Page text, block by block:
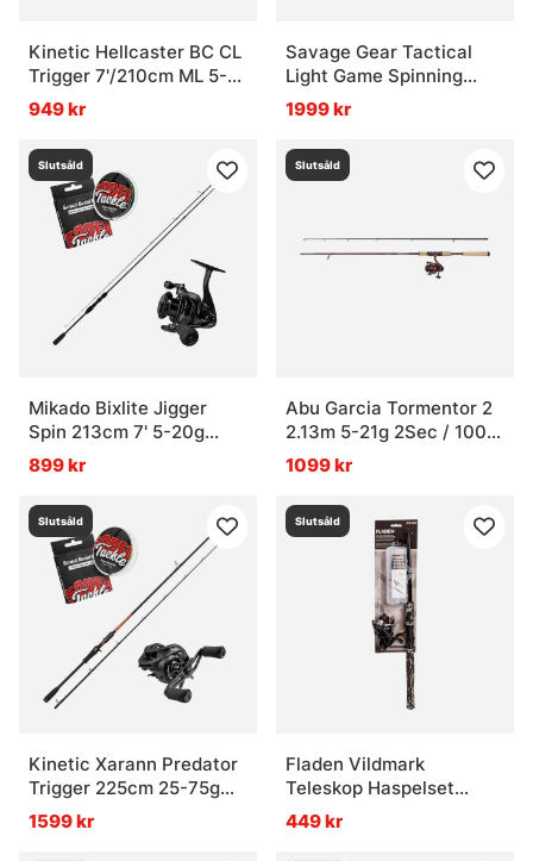
Kinetic Hellcaster BC CL
Trigger 7'/210cm ML 5-
24G 2Sec 201-Hh 4+1BB
0,20mm/125m
949 kr
Savage Gear Tactical
Light Game Spinning
Combo - 221cm, 7'3'' 5-
18g
1999 kr
Slutsåld
Mikado Bixlite Jigger
Spin 213cm 7' 5-20g
Pitch Black Combo
899 kr
Slutsåld
Abu Garcia Tormentor 2
2.13m 5-21g 2Sec / 1000
90/0.25
1099 kr
Slutsåld
Kinetic Xarann Predator
Trigger 225cm 25-75g
Combo
1599 kr
Slutsåld
Fladen Vildmark
Teleskop Haspelset
210cm kit
449 kr